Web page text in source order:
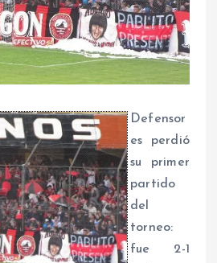
Defensor
es perdió
su primer
partido
del
torneo:
fue 2-1